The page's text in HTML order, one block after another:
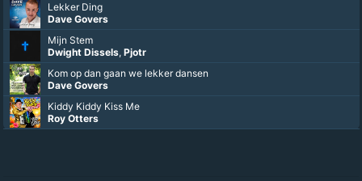
Lekker Ding
Dave Govers
Mijn Stem
Dwight Dissels, Pjotr
Kom op dan gaan we lekker dansen
Dave Govers
Kiddy Kiddy Kiss Me
Roy Otters